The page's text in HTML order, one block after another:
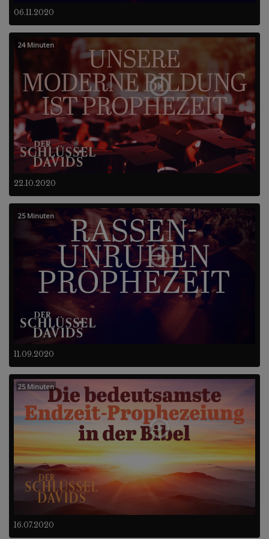
06.11.2020
22.10.2020
24 Minuten
11.09.2020
25 Minuten
16.07.2020
25 Minuten